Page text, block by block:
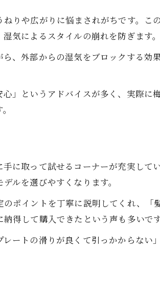
活かすイオンヘアアイロン活用例
すすめの家電体験法
に効くイオンヘアアイロンの使い方
で試せるイオンヘアアイロンの魅力
イロンでパサつき改善を体感しよう
止に最適なイオンヘアアイロン特集
かるヘアアイロンおすすめポイント
イロンで毎朝の広がりを防ぐ方法
オンヘアアイロンの温度調整術
オンヘアアイロンの活用ポイント
簡単なイオンヘアアイロンの使い方
するイオンヘアアイロン活用例
ンヘアアイロンの選び方
ャンペーンで得するイオンヘアアイロ
りや広がりに悩まされがちです。こ
気によるスタイルの崩れを防ぎます
、外部からの湿気をブロックする効
」というアドバイスが多く、実際に
に取って試せるコーナーが充実して
ルを選びやすくなります。
ポイントを丁寧に説明してくれ、
得して購入できたという声も多いで
ートの滑りが良くて引っかからない